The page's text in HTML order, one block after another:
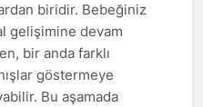
biridir. Bebeğiniz
gelişimine devam
bir anda farklı
göstermeye
Bu aşamada